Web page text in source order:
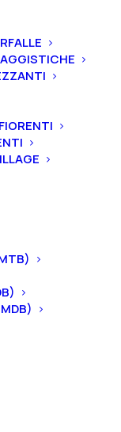
(15-20
al crema,
e dalla
Constable”
ben
della
20 cm
26 cm